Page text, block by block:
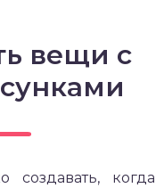
вещи с
когда